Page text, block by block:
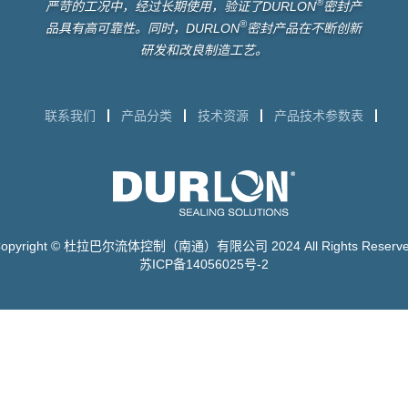
严苛的工况中，经过长期使用，验证了DURLON 密封产
品具有高可靠性。同时，DURLON®密封产品在不断创新
研发和改良制造工艺。
联系我们 产品分类 技术资源 产品技术参数表
© 杜拉巴尔流体控制（南通）有限公司 2024 All Rights
苏ICP备14056025号-2